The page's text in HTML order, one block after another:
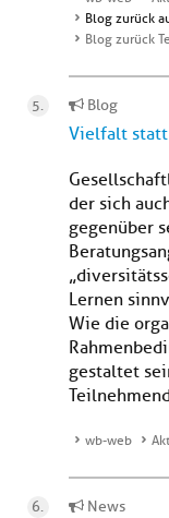
Blog zurück
Blog zurück
Blog
Vielfalt
der sich
gegenüber
Lernen
Wie die
gestaltet
wb-web
News